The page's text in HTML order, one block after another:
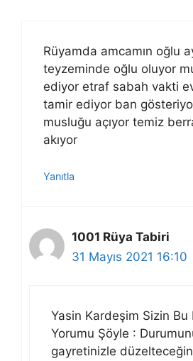
Rüyamda amcamın oğlu
teyzeminde oğlu oluyor
ediyor etraf sabah vakti
tamir ediyor ban
musluğu açıyor temiz
akıyor
Yanıtla
1001 Rüya Tabiri
31 Mayıs 2021 16:10
Yasin Kardeşim Sizin Bu
Yorumu Şöyle :
gayretinizle